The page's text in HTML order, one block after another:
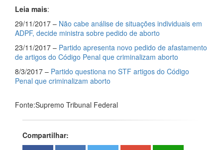
Leia mais:
29/11/2017 – Não cabe análise de situações individuais em
ADPF, decide ministra sobre pedido de aborto
23/11/2017 – Partido apresenta novo pedido de afastamento
de artigos do Código Penal que criminalizam aborto
8/3/2017 – Partido questiona no STF artigos do Código
Penal que criminalizam aborto
Fonte:Supremo Tribunal Federal
Compartilhar: